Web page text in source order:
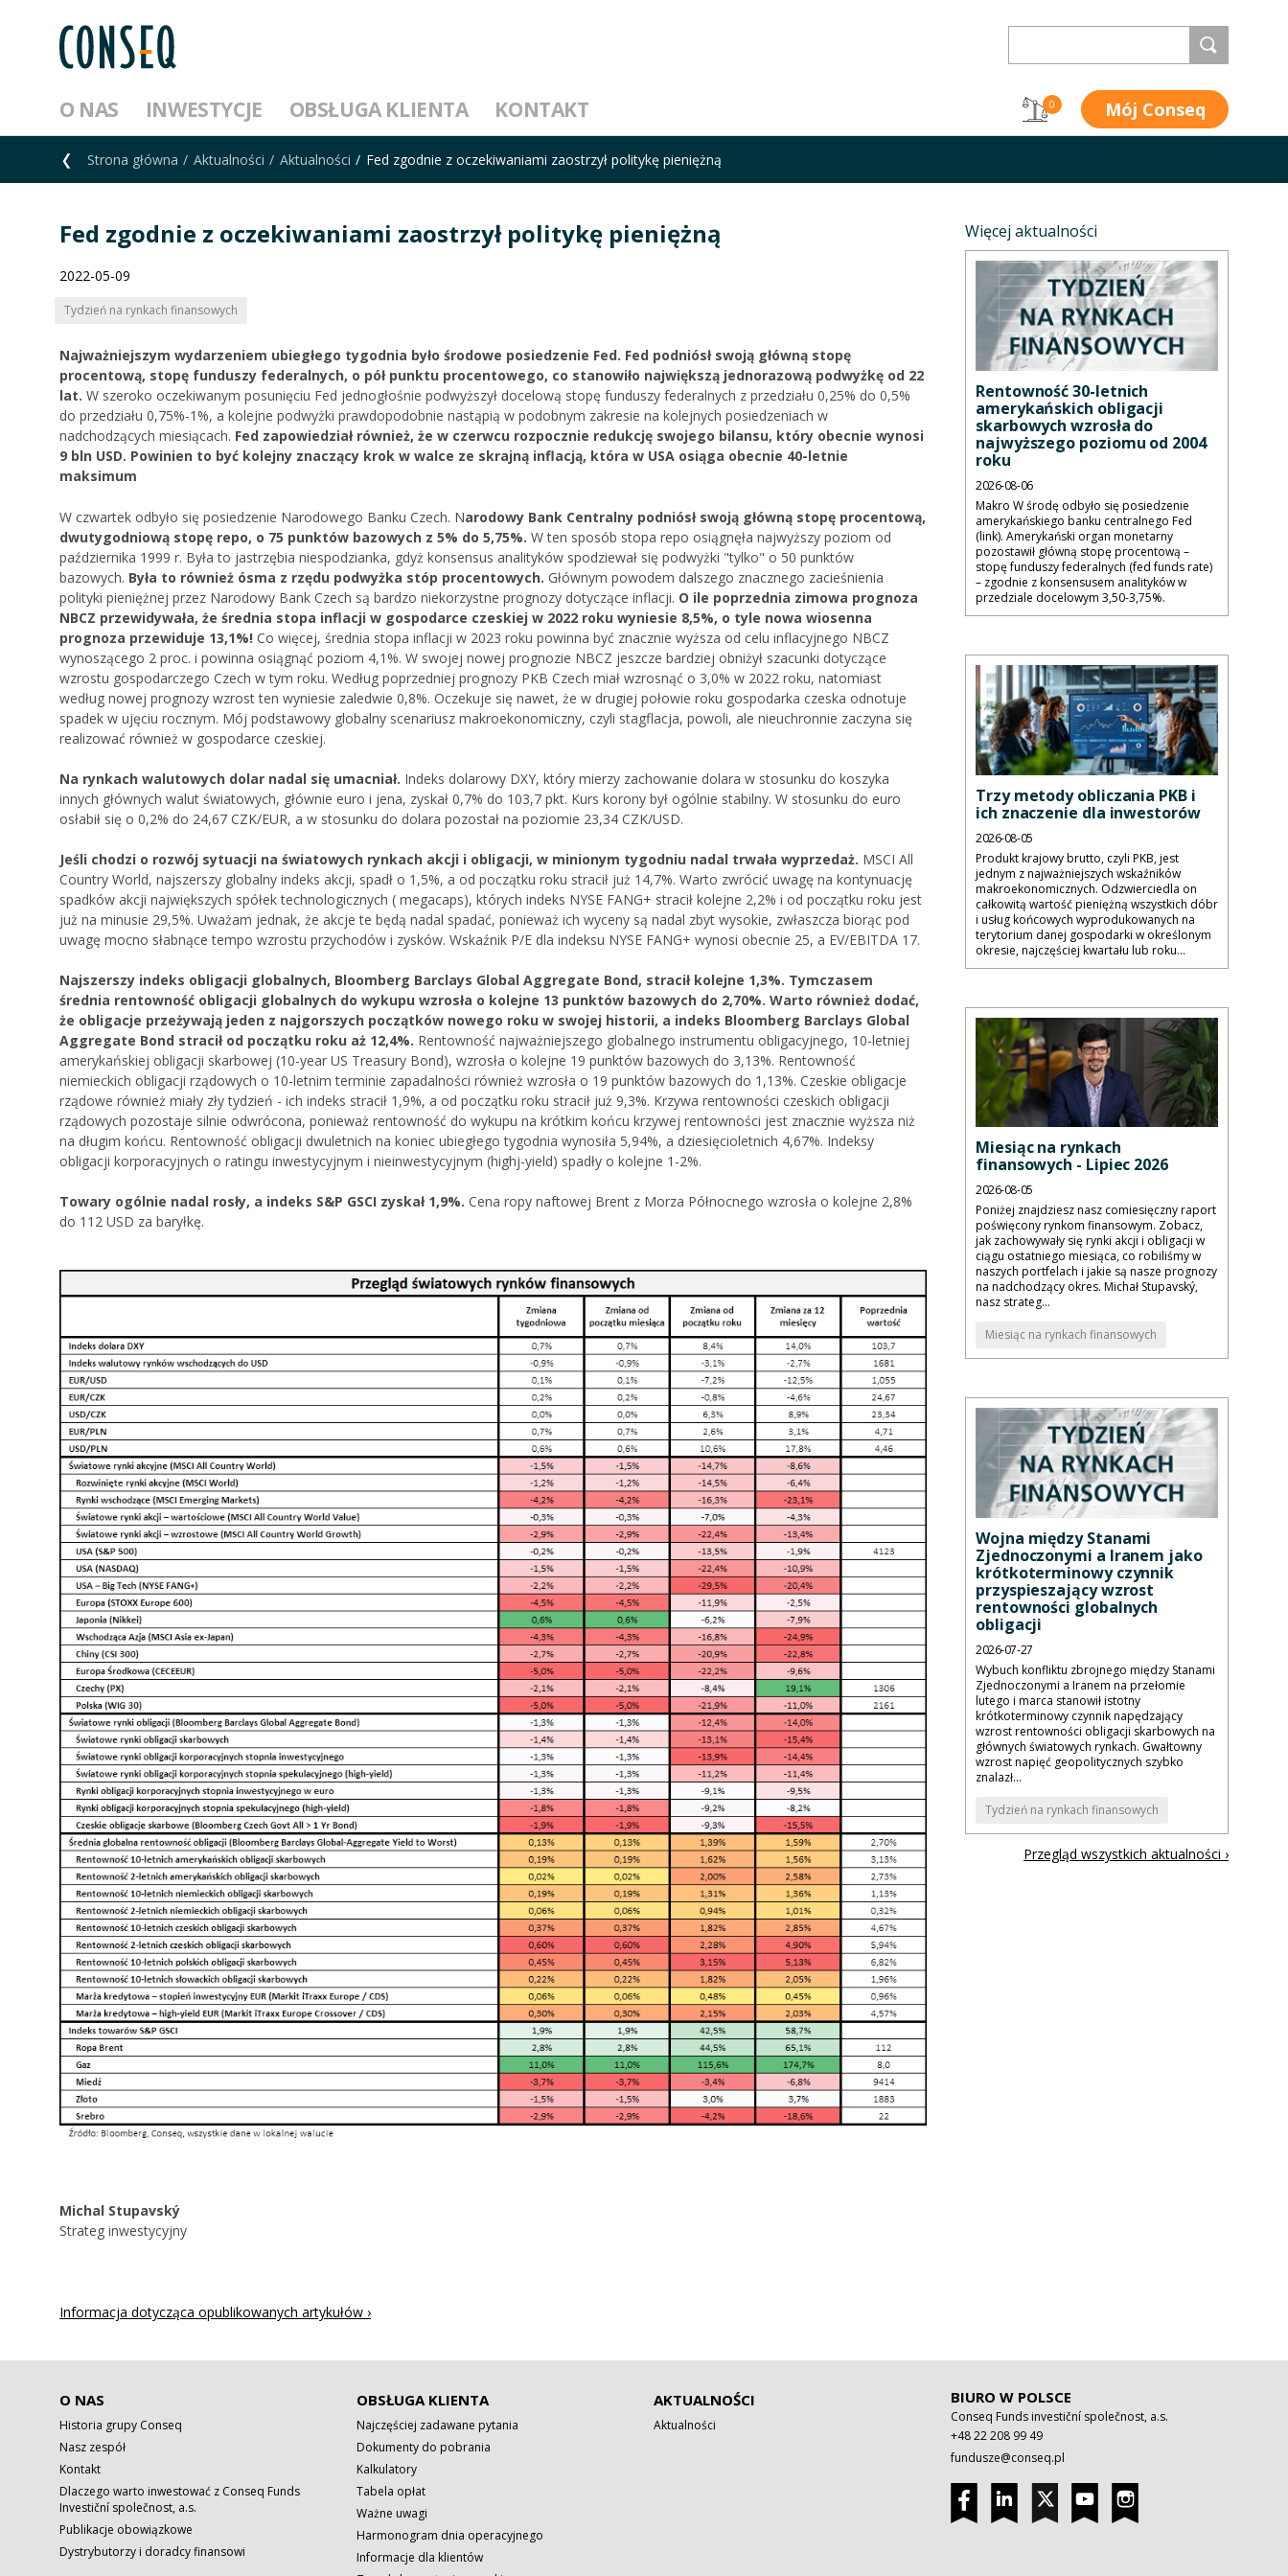
O NAS INWESTYCJE OBSŁUGA KLIENTA KONTAKT 0 Mój Conseq
Strona główna Aktualności Aktualności Fed zgodnie z oczekiwaniami zaostrzył politykę pieniężną
Fed zgodnie z oczekiwaniami zaostrzył politykę pieniężną
2022-05-09
Tydzień na rynkach finansowych
Najważniejszym wydarzeniem ubiegłego tygodnia było środowe posiedzenie Fed. Fed podniósł swoją główną stopę
procentową, stopę funduszy federalnych, o pół punktu procentowego, co stanowiło największą jednorazową podwyżkę od 22
lat. W szeroko oczekiwanym posunięciu Fed jednogłośnie podwyższył docelową stopę funduszy federalnych z przedziału 0,25% do 0,5%
do przedziału 0,75%-1%, a kolejne podwyżki prawdopodobnie nastąpią w podobnym zakresie na kolejnych posiedzeniach w
nadchodzących miesiącach. Fed zapowiedział również, że w czerwcu rozpocznie redukcję swojego bilansu, który obecnie wynosi
9 bln USD. Powinien to być kolejny znaczący krok w walce ze skrajną inflacją, która w USA osiąga obecnie 40-letnie
maksimum
W czwartek odbyło się posiedzenie Narodowego Banku Czech. Narodowy Bank Centralny podniósł swoją główną stopę procentową,
dwutygodniową stopę repo, o 75 punktów bazowych z 5% do 5,75%. W ten sposób stopa repo osiągnęła najwyższy poziom od
października 1999 r. Była to jastrzębia niespodzianka, gdyż konsensus analityków spodziewał się podwyżki "tylko" o 50 punktów
bazowych. Była to również ósma z rzędu podwyżka stóp procentowych. Głównym powodem dalszego znacznego zacieśnienia
polityki pieniężnej przez Narodowy Bank Czech są bardzo niekorzystne prognozy dotyczące inflacji. O ile poprzednia zimowa prognoza
NBCZ przewidywała, że średnia stopa inflacji w gospodarce czeskiej w 2022 roku wyniesie 8,5%, o tyle nowa wiosenna
prognoza przewiduje 13,1%! Co więcej, średnia stopa inflacji w 2023 roku powinna być znacznie wyższa od celu inflacyjnego NBCZ
wynoszącego 2 proc. i powinna osiągnąć poziom 4,1%. W swojej nowej prognozie NBCZ jeszcze bardziej obniżył szacunki dotyczące
wzrostu gospodarczego Czech w tym roku. Według poprzedniej prognozy PKB Czech miał wzrosnąć o 3,0% w 2022 roku, natomiast
według nowej prognozy wzrost ten wyniesie zaledwie 0,8%. Oczekuje się nawet, że w drugiej połowie roku gospodarka czeska odnotuje
spadek w ujęciu rocznym. Mój podstawowy globalny scenariusz makroekonomiczny, czyli stagflacja, powoli, ale nieuchronnie zaczyna się
realizować również w gospodarce czeskiej.
Na rynkach walutowych dolar nadal się umacniał. Indeks dolarowy DXY, który mierzy zachowanie dolara w stosunku do koszyka
innych głównych walut światowych, głównie euro i jena, zyskał 0,7% do 103,7 pkt. Kurs korony był ogólnie stabilny. W stosunku do euro
osłabił się o 0,2% do 24,67 CZK/EUR, a w stosunku do dolara pozostał na poziomie 23,34 CZK/USD.
Jeśli chodzi o rozwój sytuacji na światowych rynkach akcji i obligacji, w minionym tygodniu nadal trwała wyprzedaż. MSCI All
Country World, najszerszy globalny indeks akcji, spadł o 1,5%, a od początku roku stracił już 14,7%. Warto zwrócić uwagę na kontynuację
spadków akcji największych spółek technologicznych ( megacaps), których indeks NYSE FANG+ stracił kolejne 2,2% i od początku roku jest
już na minusie 29,5%. Uważam jednak, że akcje te będą nadal spadać, ponieważ ich wyceny są nadal zbyt wysokie, zwłaszcza biorąc pod
uwagę mocno słabnące tempo wzrostu przychodów i zysków. Wskaźnik P/E dla indeksu NYSE FANG+ wynosi obecnie 25, a EV/EBITDA 17.
Najszerszy indeks obligacji globalnych, Bloomberg Barclays Global Aggregate Bond, stracił kolejne 1,3%. Tymczasem
średnia rentowność obligacji globalnych do wykupu wzrosła o kolejne 13 punktów bazowych do 2,70%. Warto również dodać,
że obligacje przeżywają jeden z najgorszych początków nowego roku w swojej historii, a indeks Bloomberg Barclays Global
Aggregate Bond stracił od początku roku aż 12,4%. Rentowność najważniejszego globalnego instrumentu obligacyjnego, 10-letniej
amerykańskiej obligacji skarbowej (10-year US Treasury Bond), wzrosła o kolejne 19 punktów bazowych do 3,13%. Rentowność
niemieckich obligacji rządowych o 10-letnim terminie zapadalności również wzrosła o 19 punktów bazowych do 1,13%. Czeskie obligacje
rządowe również miały zły tydzień - ich indeks stracił 1,9%, a od początku roku stracił już 9,3%. Krzywa rentowności czeskich obligacji
rządowych pozostaje silnie odwrócona, ponieważ rentowność do wykupu na krótkim końcu krzywej rentowności jest znacznie wyższa niż
na długim końcu. Rentowność obligacji dwuletnich na koniec ubiegłego tygodnia wynosiła 5,94%, a dziesięcioletnich 4,67%. Indeksy
obligacji korporacyjnych o ratingu inwestycyjnym i nieinwestycyjnym (highj-yield) spadły o kolejne 1-2%.
Towary ogólnie nadal rosły, a indeks S&P GSCI zyskał 1,9%. Cena ropy naftowej Brent z Morza Północnego wzrosła o kolejne 2,8%
do 112 USD za baryłkę.
Michal Stupavský
Strateg inwestycyjny
Informacja dotycząca opublikowanych artykułów ›
Więcej aktualności
Rentowność 30-letnich
amerykańskich obligacji
skarbowych wzrosła do
najwyższego poziomu od 2004
roku
2026-08-06
Makro W środę odbyło się posiedzenie
amerykańskiego banku centralnego Fed
(link). Amerykański organ monetarny
pozostawił główną stopę procentową –
stopę funduszy federalnych (fed funds rate)
– zgodnie z konsensusem analityków w
przedziale docelowym 3,50-3,75%.
Trzy metody obliczania PKB i
ich znaczenie dla inwestorów
2026-08-05
Produkt krajowy brutto, czyli PKB, jest
jednym z najważniejszych wskaźników
makroekonomicznych. Odzwierciedla on
całkowitą wartość pieniężną wszystkich dóbr
i usług końcowych wyprodukowanych na
terytorium danej gospodarki w określonym
okresie, najczęściej kwartału lub roku...
Miesiąc na rynkach
finansowych - Lipiec 2026
2026-08-05
Poniżej znajdziesz nasz comiesięczny raport
poświęcony rynkom finansowym. Zobacz,
jak zachowywały się rynki akcji i obligacji w
ciągu ostatniego miesiąca, co robiliśmy w
naszych portfelach i jakie są nasze prognozy
na nadchodzący okres. Michał Stupavský,
nasz strateg...
Miesiąc na rynkach finansowych
Wojna między Stanami
Zjednoczonymi a Iranem jako
krótkoterminowy czynnik
przyspieszający wzrost
rentowności globalnych
obligacji
2026-07-27
Wybuch konfliktu zbrojnego między Stanami
Zjednoczonymi a Iranem na przełomie
lutego i marca stanowił istotny
krótkoterminowy czynnik napędzający
wzrost rentowności obligacji skarbowych na
głównych światowych rynkach. Gwałtowny
wzrost napięć geopolitycznych szybko
znalazł...
Tydzień na rynkach finansowych
Przegląd wszystkich aktualności ›
O NAS
Historia grupy Conseq
Nasz zespół
Kontakt
Dlaczego warto inwestować z Conseq Funds
Investiční společnost, a.s.
Publikacje obowiązkowe
Dystrybutorzy i doradcy finansowi
OBSŁUGA KLIENTA
Najczęściej zadawane pytania
Dokumenty do pobrania
Kalkulatory
Tabela opłat
Ważne uwagi
Harmonogram dnia operacyjnego
Informacje dla klientów
AKTUALNOŚCI
Aktualności
BIURO W POLSCE
Conseq Funds investiční společnost, a.s.
+48 22 208 99 49
fundusze@conseq.pl